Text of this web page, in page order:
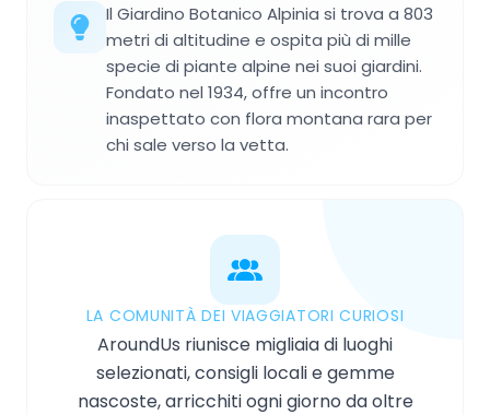
Il Giardino Botanico Alpinia si trova a 803
metri di altitudine e ospita più di mille
specie di piante alpine nei suoi giardini.
Fondato nel 1934, offre un incontro
inaspettato con flora montana rara per
chi sale verso la vetta.
LA COMUNITÀ DEI VIAGGIATORI CURIOSI
AroundUs riunisce migliaia di luoghi
selezionati, consigli locali e gemme
nascoste, arricchiti ogni giorno da oltre